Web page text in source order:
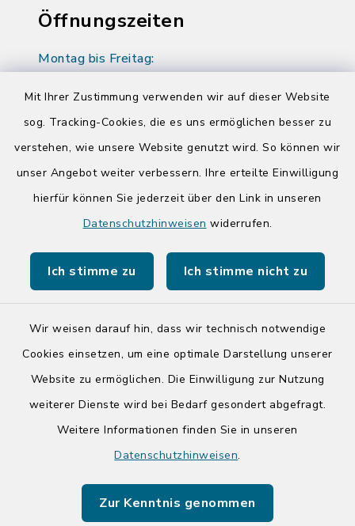
Mit Ihrer Zustimmung verwenden wir auf dieser Website
sog. Tracking-Cookies, die es uns ermöglichen besser zu
verstehen, wie unsere Website genutzt wird. So können wir
unser Angebot weiter verbessern. Ihre erteilte Einwilligung
hierfür können Sie jederzeit über den Link in unseren
Datenschutzhinweisen widerrufen.
Ich stimme zu Ich stimme nicht zu
Wir weisen darauf hin, dass wir technisch notwendige
Cookies einsetzen, um eine optimale Darstellung unserer
Website zu ermöglichen. Die Einwilligung zur Nutzung
weiterer Dienste wird bei Bedarf gesondert abgefragt.
Weitere Informationen finden Sie in unseren
Datenschutzhinweisen.
Zur Kenntnis genommen
Öffnungszeiten
Montag bis Freitag:
Donnerstag zusätzlich:
14:00-17:00 Uhr
Quicklinks
Tourist-Info der Stadt Bad Segeberg
Barrierefreiheit
Impressum